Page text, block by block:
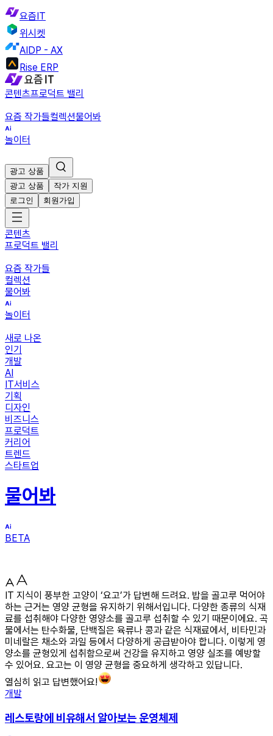
요즘IT
위시켓
AIDP - AX
Rise ERP
콘텐츠프로덕트 밸리
요즘 작가들컬렉션물어봐
놀이터
광고 상품
광고 상품
작가 지원
로그인
회원가입
콘텐츠
프로덕트 밸리
요즘 작가들
컬렉션
물어봐
놀이터
새로 나온
인기
개발
AI
IT서비스
기획
디자인
비즈니스
프로덕트
커리어
트렌드
스타트업
물어봐
BETA
IT 지식이 풍부한 고양이 ‘요고’가 답변해 드려요. 밥을 골고루 먹어야
하는 근거는 영양 균형을 유지하기 위해서입니다. 다양한 종류의 식재
료를 섭취해야 다양한 영양소를 골고루 섭취할 수 있기 때문이에요. 곡
물에서는 탄수화물, 단백질은 육류나 콩과 같은 식재료에서, 비타민과
미네랄은 채소와 과일 등에서 다양하게 공급받아야 합니다. 이렇게 영
양소를 균형있게 섭취함으로써 건강을 유지하고 영양 실조를 예방할
수 있어요. 요고는 이 영양 균형을 중요하게 생각하고 있답니다.
열심히 읽고 답변했어요!
개발
레스토랑에 비유해서 알아보는 운영체제